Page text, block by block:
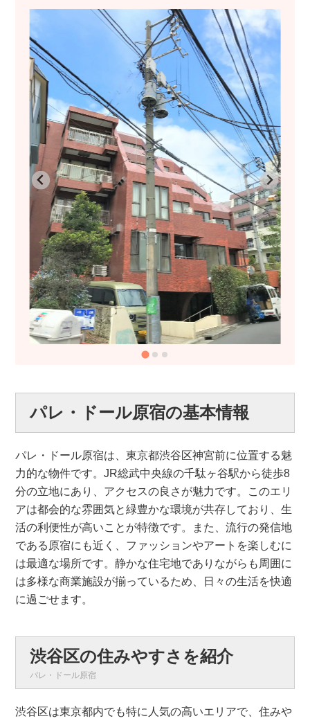
パレ・ドール原宿の基本情報
パレ・ドール原宿は、東京都渋谷区神宮前に位置する魅
力的な物件です。JR総武中央線の千駄ヶ谷駅から徒歩8
分の立地にあり、アクセスの良さが魅力です。このエリ
アは都会的な雰囲気と緑豊かな環境が共存しており、生
活の利便性が高いことが特徴です。また、流行の発信地
である原宿にも近く、ファッションやアートを楽しむに
は最適な場所です。静かな住宅地でありながらも周囲に
は多様な商業施設が揃っているため、日々の生活を快適
に過ごせます。
渋谷区の住みやすさを紹介
パレ・ドール原宿
渋谷区は東京都内でも特に人気の高いエリアで、住みや